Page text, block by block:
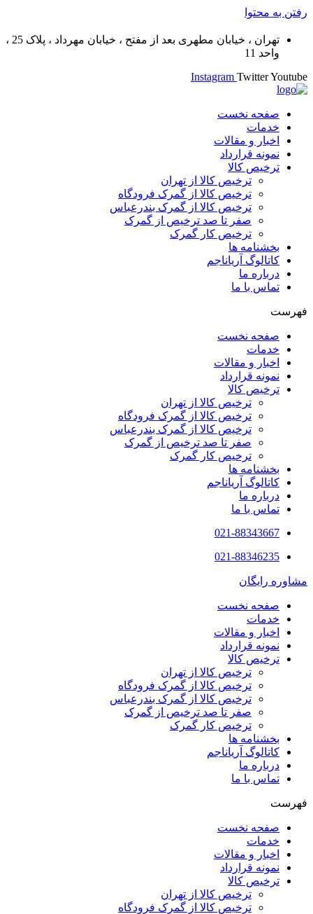
رفتن به محتوا
تهران ، خیابان مطهری بعد از مفتح ، خیابان مهرداد ، پلاک 25 ،
واحد 11
Instagram TwitterYoutube
صفحه نخست
خدمات
اخبار و مقالات
نمونه قرارداد
ترخیص کالا
ترخیص کالا از تهران
ترخیص کالا از گمرک فرودگاه
ترخیص کالا از گمرک بندرعباس
صفر تا صد ترخیص از گمرک
ترخیص کار گمرک
بخشنامه ها
کاتالوگ آریاناجم
درباره ما
تماس با ما
فهرست
صفحه نخست
خدمات
اخبار و مقالات
نمونه قرارداد
ترخیص کالا
ترخیص کالا از تهران
ترخیص کالا از گمرک فرودگاه
ترخیص کالا از گمرک بندرعباس
صفر تا صد ترخیص از گمرک
ترخیص کار گمرک
بخشنامه ها
کاتالوگ آریاناجم
درباره ما
تماس با ما
021-88343667
021-88346235
مشاوره رایگان
صفحه نخست
خدمات
اخبار و مقالات
نمونه قرارداد
ترخیص کالا
ترخیص کالا از تهران
ترخیص کالا از گمرک فرودگاه
ترخیص کالا از گمرک بندرعباس
صفر تا صد ترخیص از گمرک
ترخیص کار گمرک
بخشنامه ها
کاتالوگ آریاناجم
درباره ما
تماس با ما
فهرست
صفحه نخست
خدمات
اخبار و مقالات
نمونه قرارداد
ترخیص کالا
ترخیص کالا از تهران
ترخیص کالا از گمرک فرودگاه